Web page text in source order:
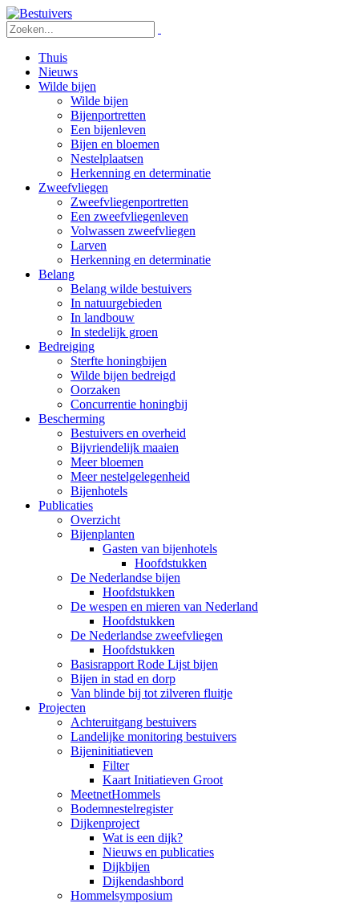
Thuis
Nieuws
Wilde bijen
Wilde bijen
Bijenportretten
Een bijenleven
Bijen en bloemen
Nestelplaatsen
Herkenning en determinatie
Zweefvliegen
Zweefvliegenportretten
Een zweefvliegenleven
Volwassen zweefvliegen
Larven
Herkenning en determinatie
Belang
Belang wilde bestuivers
In natuurgebieden
In landbouw
In stedelijk groen
Bedreiging
Sterfte honingbijen
Wilde bijen bedreigd
Oorzaken
Concurrentie honingbij
Bescherming
Bestuivers en overheid
Bijvriendelijk maaien
Meer bloemen
Meer nestelgelegenheid
Bijenhotels
Publicaties
Overzicht
Bijenplanten
Gasten van bijenhotels
Hoofdstukken
De Nederlandse bijen
Hoofdstukken
De wespen en mieren van Nederland
Hoofdstukken
De Nederlandse zweefvliegen
Hoofdstukken
Basisrapport Rode Lijst bijen
Bijen in stad en dorp
Van blinde bij tot zilveren fluitje
Projecten
Achteruitgang bestuivers
Landelijke monitoring bestuivers
Bijeninitiatieven
Filter
Kaart Initiatieven Groot
MeetnetHommels
Bodemnestelregister
Dijkenproject
Wat is een dijk?
Nieuws en publicaties
Dijkbijen
Dijkendashbord
Hommelsymposium